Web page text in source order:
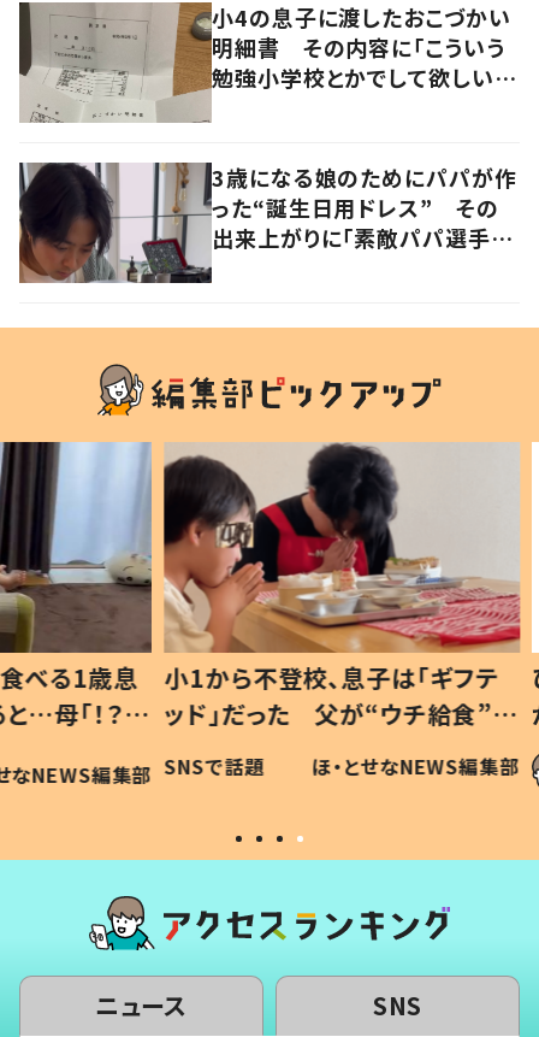
小4の息子に渡したおこづかい
明細書 その内容に「こういう
勉強小学校とかでして欲しい」
3歳になる娘のためにパパが作
った“誕生日用ドレス” その
出来上がりに「素敵パパ選手権
歳息
？」
編集部
小1から不登校、息子は「ギフテ
ッド」だった 父が“ウチ給食”を
作り続ける理由とは #令和の親
#令和の子
SNSで話題 ほ・とせなNEWS編集部
ひ孫
が、抱
「涙が
い」
ニュース SNS